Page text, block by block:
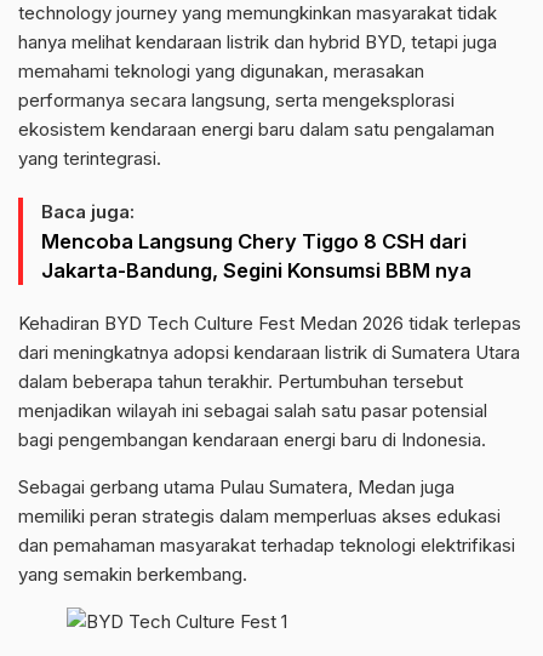
technology journey yang memungkinkan masyarakat tidak
hanya melihat kendaraan listrik dan hybrid BYD, tetapi juga
memahami teknologi yang digunakan, merasakan
performanya secara langsung, serta mengeksplorasi
ekosistem kendaraan energi baru dalam satu pengalaman
yang terintegrasi.
Baca juga:
Mencoba Langsung Chery Tiggo 8 CSH dari
Jakarta-Bandung, Segini Konsumsi BBM nya
Kehadiran BYD Tech Culture Fest Medan 2026 tidak terlepas
dari meningkatnya adopsi kendaraan listrik di Sumatera Utara
dalam beberapa tahun terakhir. Pertumbuhan tersebut
menjadikan wilayah ini sebagai salah satu pasar potensial
bagi pengembangan kendaraan energi baru di Indonesia.
Sebagai gerbang utama Pulau Sumatera, Medan juga
memiliki peran strategis dalam memperluas akses edukasi
dan pemahaman masyarakat terhadap teknologi elektrifikasi
yang semakin berkembang.